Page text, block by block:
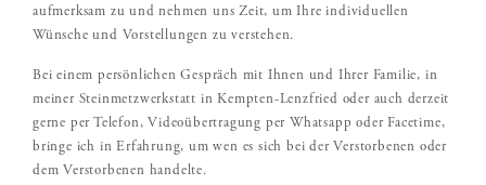
aufmerksam zu und nehmen uns Zeit, um Ihre individuellen
Wünsche und Vorstellungen zu verstehen.
Bei einem persönlichen Gespräch mit Ihnen und Ihrer Familie, in
meiner Steinmetzwerkstatt in Kempten-Lenzfried oder auch derzeit
gerne per Telefon, Videoübertragung per Whatsapp oder Facetime,
bringe ich in Erfahrung, um wen es sich bei der Verstorbenen oder
dem Verstorbenen handelte.